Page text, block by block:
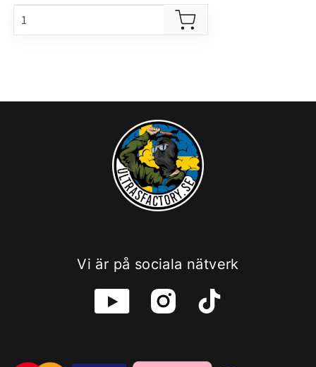
Vi är på sociala nätverk